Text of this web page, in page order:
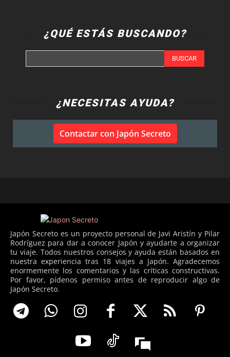
¿QUÉ ESTÁS BUSCANDO?
BUSCAR
¿NECESITAS AYUDA?
Contactar con Japón Secreto
Japón Secreto es un proyecto personal de Javi Aristín y Pilar
Rodríguez para dar a conocer Japón y ayudarte a organizar
tu viaje. Todos nuestros consejos y ayuda están basados en
nuestra experiencia tras 18 viajes a Japón. Agradecemos
enormemente los comentarios y las críticas constructivas.
Por favor, pídenos permiso antes de reproducir algo de
Japón Secreto.